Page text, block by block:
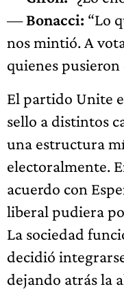
—Bonacci: “Lo
nos mintió. A
quienes pusieron
El partido Unite
sello a distintos
una estructura
electoralmente.
acuerdo con
liberal pudiera
La sociedad
decidió
dejando atrás la